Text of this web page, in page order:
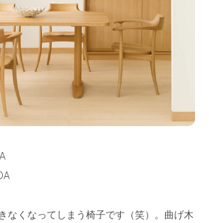
なくなってしまう椅子です（笑）。曲げ木